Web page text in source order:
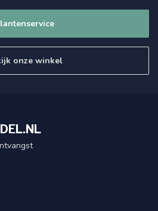
onze winkel